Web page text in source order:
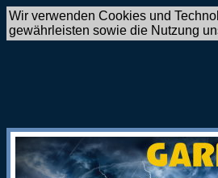
Wir verwenden Cookies und
gewährleisten sowie die Nutzung